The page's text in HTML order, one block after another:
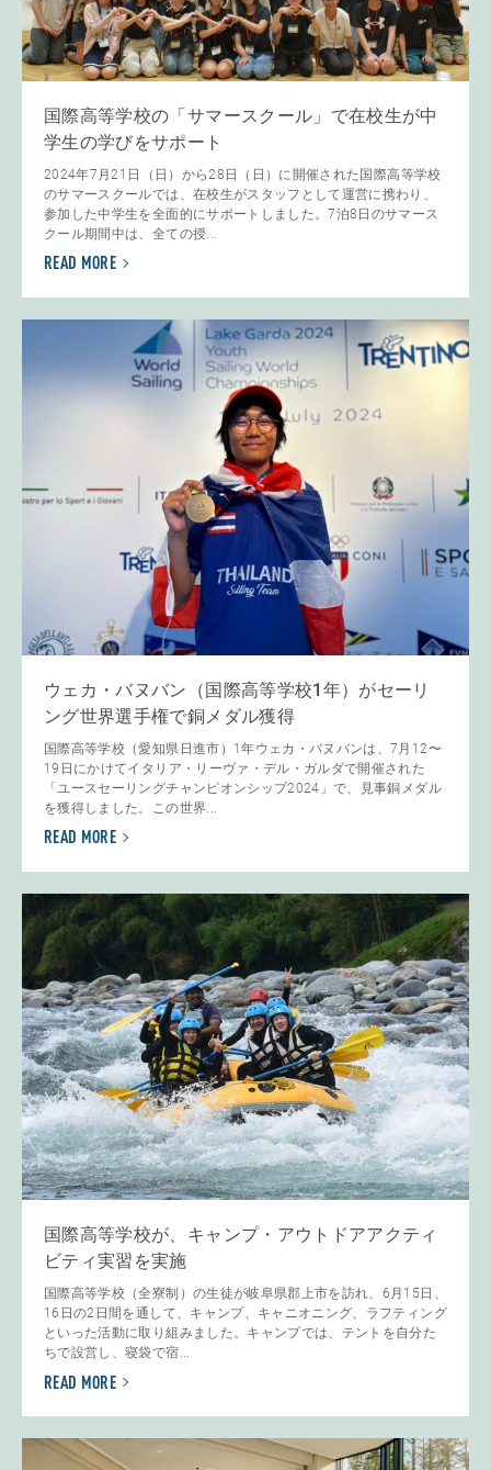
国際高等学校の「サマースクール」で在校生が中
学生の学びをサポート
2024年7月21日（日）から28日（日）に開催された国際高等学校
のサマースクールでは、在校生がスタッフとして運営に携わり、
参加した中学生を全面的にサポートしました。7泊8日のサマース
クール期間中は、全ての授...
READ MORE
ウェカ・バヌバン（国際高等学校1年）がセーリ
ング世界選手権で銅メダル獲得
国際高等学校（愛知県日進市）1年ウェカ・バヌバンは、7月12〜
19日にかけてイタリア・リーヴァ・デル・ガルダで開催された
「ユースセーリングチャンピオンシップ2024」で、見事銅メダル
を獲得しました。この世界...
READ MORE
国際高等学校が、キャンプ・アウトドアアクティ
ビティ実習を実施
国際高等学校（全寮制）の生徒が岐阜県郡上市を訪れ、6月15日、
16日の2日間を通して、キャンプ、キャニオニング、ラフティング
といった活動に取り組みました。キャンプでは、テントを自分た
ちで設営し、寝袋で宿...
READ MORE